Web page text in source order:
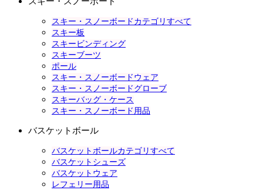
スキー・スノーボードカテゴリすべて
スキー板
スキービンディング
スキーブーツ
ポール
スキー・スノーボードウェア
スキー・スノーボードグローブ
スキーバッグ・ケース
スキー・スノーボード用品
バスケットボール
バスケットボールカテゴリすべて
バスケットシューズ
バスケットウェア
レフェリー用品